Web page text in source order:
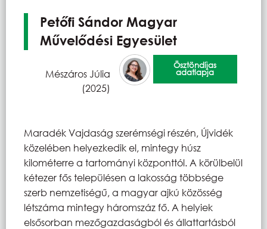
Petőfi Sándor Magyar
Művelődési Egyesület
Mészáros Júlia
(2025)
Ösztöndíjas
adatlapja
Maradék Vajdaság szerémségi részén, Újvidék
közelében helyezkedik el, mintegy húsz
kilométerre a tartományi központtól. A körülbelül
kétezer fős településen a lakosság többsége
szerb nemzetiségű, a magyar ajkú közösség
létszáma mintegy háromszáz fő. A helyiek
elsősorban mezőgazdaságból és állattartásból